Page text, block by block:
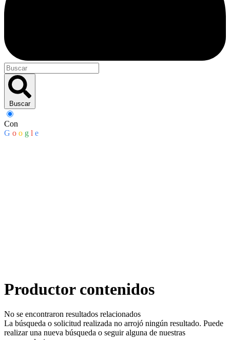
Buscar
Con
G o o g l e
Productor contenidos
No se encontraron resultados relacionados
La búsqueda o solicitud realizada no arrojó ningún resultado. Puede
realizar una nueva búsqueda o seguir alguna de nuestras